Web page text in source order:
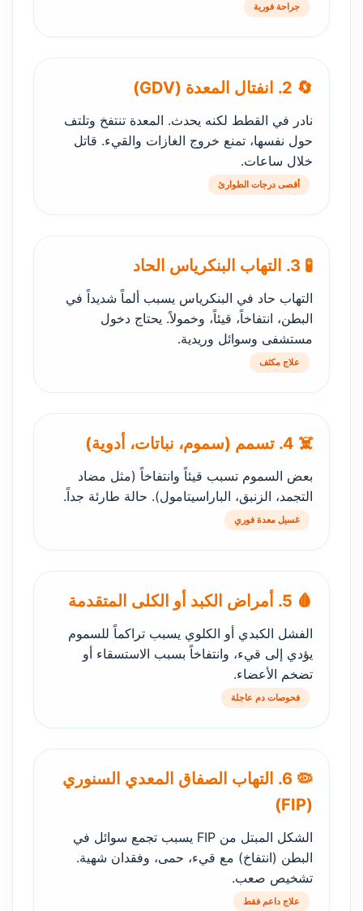
جراحة فورية
🔄 2. انفتال المعدة (GDV)
نادر في القطط لكنه يحدث. المعدة تنتفخ وتلتف
حول نفسها، تمنع خروج الغازات والقيء. قاتل
خلال ساعات.
أقصى درجات الطوارئ
🧪 3. التهاب البنكرياس الحاد
التهاب حاد في البنكرياس يسبب ألماً شديداً في
البطن، انتفاخاً، قيئاً، وخمولاً. يحتاج دخول
مستشفى وسوائل وريدية.
علاج مكثف
☠️ 4. تسمم (سموم، نباتات، أدوية)
بعض السموم تسبب قيئاً وانتفاخاً (مثل مضاد
التجمد، الزنبق، الباراسيتامول). حالة طارئة جداً.
غسيل معدة فوري
🩸 5. أمراض الكبد أو الكلى المتقدمة
الفشل الكبدي أو الكلوي يسبب تراكماً للسموم
يؤدي إلى قيء، وانتفاخاً بسبب الاستسقاء أو
تضخم الأعضاء.
فحوصات دم عاجلة
🦠 6. التهاب الصفاق المعدي السنوري
(FIP)
الشكل المبتل من FIP يسبب تجمع سوائل في
البطن (انتفاخ) مع قيء، حمى، وفقدان شهية.
تشخيص صعب.
علاج داعم فقط